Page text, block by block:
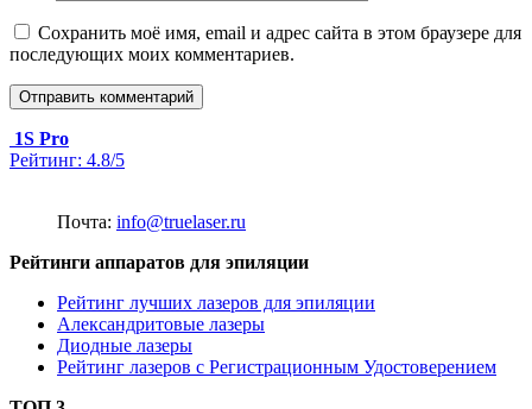
Сохранить моё имя, email и адрес сайта в этом браузере для
последующих моих комментариев.
1S Pro
Рейтинг: 4.8/5
Почта: info@truelaser.ru
Рейтинги аппаратов для эпиляции
Рейтинг лучших лазеров для эпиляции
Александритовые лазеры
Диодные лазеры
Рейтинг лазеров с Регистрационным Удостоверением